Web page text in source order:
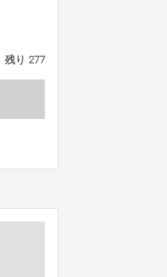
残り 277